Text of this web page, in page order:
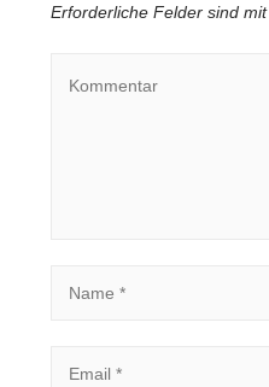
Erforderliche Felder sind mit